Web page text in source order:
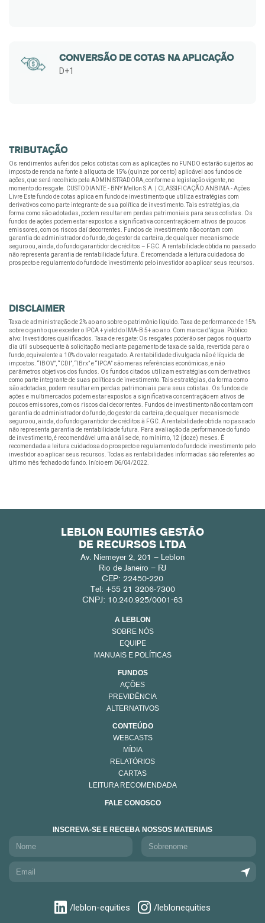
CONVERSÃO DE COTAS NA APLICAÇÃO
D+1
TRIBUTAÇÃO
Os rendimentos auferidos pelos cotistas com as aplicações no FUNDO estarão sujeitos ao
imposto de renda na fonte à alíquota de 15% (quinze por cento) aplicável aos fundos de
ações, que será recolhido pela ADMINISTRADORA, conforme a legislação vigente, no
momento do resgate. CUSTODIANTE - BNY Mellon S.A. | CLASSIFICAÇÃO ANBIMA - Ações
Livre Este fundo de cotas aplica em fundo de investimento que utiliza estratégias com
derivativos como parte integrante de sua política de investimento. Tais estratégias, da
forma como são adotadas, podem resultar em perdas patrimoniais para seus cotistas. Os
fundos de ações podem estar expostos a significativa concentração em ativos de poucos
emissores, com os riscos daí decorrentes. Fundos de investimento não contam com
garantia do administrador do fundo, do gestor da carteira, de qualquer mecanismo de
seguro ou, ainda, do fundo garantidor de créditos – FGC. A rentabilidade obtida no passado
não representa garantia de rentabilidade futura. É recomendada a leitura cuidadosa do
prospecto e regulamento do fundo de investimento pelo investidor ao aplicar seus recursos.
DISCLAIMER
Taxa de administração de 2% ao ano sobre o patrimônio líquido. Taxa de performance de 15%
sobre o ganho que exceder o IPCA + yield do IMA-B 5+ ao ano. Com marca d’água. Público
alvo: Investidores qualificados. Taxa de resgate: Os resgates poderão ser pagos no quarto
dia útil subsequente à solicitação mediante pagamento de taxa de saída, revertida para o
fundo, equivalente a 10% do valor resgatado. A rentabilidade divulgada não é líquida de
impostos. “IBOV”, “CDI”, “IBrx” e “IPCA” são meras referências econômicas, e não
parâmetros objetivos dos fundos. Os fundos citados utilizam estratégias com derivativos
como parte integrante de suas políticas de investimento. Tais estratégias, da forma como
são adotadas, podem resultar em perdas patrimoniais para seus cotistas. Os fundos de
ações e multimercados podem estar expostos a significativa concentração em ativos de
poucos emissores, com os riscos daí decorrentes. Fundos de investimento não contam com
garantia do administrador do fundo, do gestor da carteira, de qualquer mecanismo de
seguro ou, ainda, do fundo garantidor de créditos à FGC. A rentabilidade obtida no passado
não representa garantia de rentabilidade futura. Para avaliação da performance do fundo
de investimento, é recomendável uma análise de, no mínimo, 12 (doze) meses. É
recomendada a leitura cuidadosa do prospecto e regulamento do fundo de investimento pelo
investidor ao aplicar seus recursos. Todas as rentabilidades informadas são referentes ao
último mês fechado do fundo. Início em 06/04/2022.
LEBLON EQUITIES GESTÃO
DE RECURSOS LTDA
Av. Niemeyer 2, 201 – Leblon
Rio de Janeiro – RJ
CEP: 22450-220
Tel: +55 21 3206-7300
CNPJ: 10.240.925/0001-63
A LEBLON
SOBRE NÓS
EQUIPE
MANUAIS E POLÍTICAS
FUNDOS
AÇÕES
PREVIDÊNCIA
ALTERNATIVOS
CONTEÚDO
WEBCASTS
MÍDIA
RELATÓRIOS
CARTAS
LEITURA RECOMENDADA
FALE CONOSCO
INSCREVA-SE E RECEBA NOSSOS MATERIAIS
/leblon-equities /leblonequities